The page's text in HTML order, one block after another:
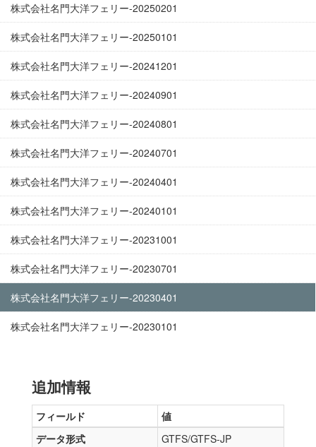
株式会社名門大洋フェリー-20250201
株式会社名門大洋フェリー-20250101
株式会社名門大洋フェリー-20241201
株式会社名門大洋フェリー-20240901
株式会社名門大洋フェリー-20240801
株式会社名門大洋フェリー-20240701
株式会社名門大洋フェリー-20240401
株式会社名門大洋フェリー-20240101
株式会社名門大洋フェリー-20231001
株式会社名門大洋フェリー-20230701
株式会社名門大洋フェリー-20230401
株式会社名門大洋フェリー-20230101
追加情報
フィールド
値
データ形式
GTFS/GTFS-JP